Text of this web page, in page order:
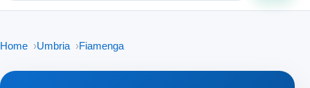
Home Umbria Fiamenga